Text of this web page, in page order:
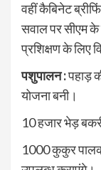
वहीं कैबिनेट
सवाल पर सीएम
प्रशिक्षण के लिए
पशुपालन :पहाड़
योजना बनी।
10 हजार भेड़
1000 कुकुर